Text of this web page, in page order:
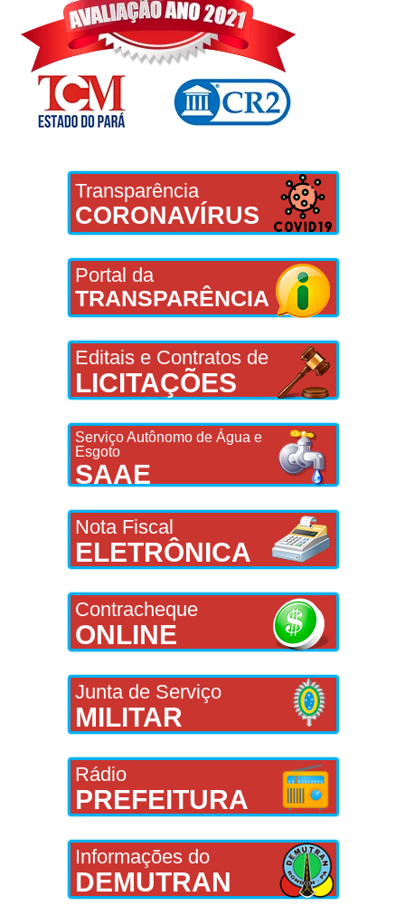
Transparência
CORONAVÍRUS
Portal da
TRANSPARÊNCIA
Editais e Contratos de
LICITAÇÕES
Serviço Autônomo de Água e
Esgoto
SAAE
Nota Fiscal
ELETRÔNICA
Contracheque
ONLINE
Junta de Serviço
MILITAR
Rádio
PREFEITURA
Informações do
DEMUTRAN